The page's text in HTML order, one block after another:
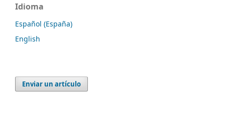
Idioma
Español (España)
English
Enviar un artículo